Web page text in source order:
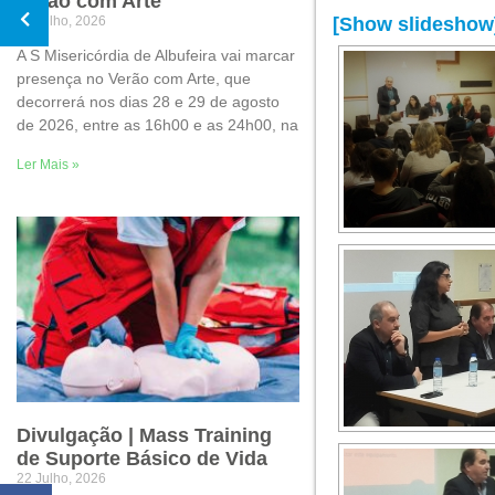
30 Julho, 2026
A S Misericórdia de Albufeira vai marcar
presença no Verão com Arte, que
decorrerá nos dias 28 e 29 de agosto
de 2026, entre as 16h00 e as 24h00, na
Ler Mais »
Divulgação | Mass Training
de Suporte Básico de Vida
22 Julho, 2026
[Show